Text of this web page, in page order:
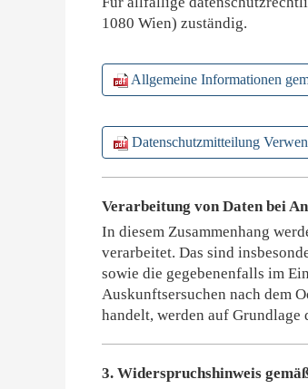
1080 Wien) zuständig.
Allgemeine Informationen
Datenschutzmitteilung
Verarbeitung von Daten bei
In diesem Zusammenhang
verarbeitet. Das sind
sowie die gegebenenfalls im
Auskunftsersuchen nach dem
handelt, werden auf Grundlage
3. Widerspruchshinweis